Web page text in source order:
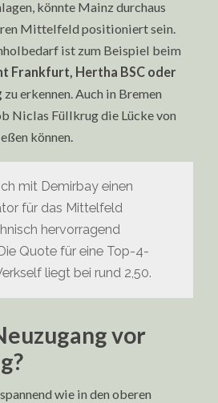
könnte Mainz durchaus
Mittelfeld positioniert sein.
ist zum Beispiel beim
Frankfurt, Hertha BSC oder
zu erkennen. Auch in Bremen
Niclas Füllkrug die Lücke von
können.
mit Demirbay einen
für das Mittelfeld
hervorragend
Quote für eine Top-4-
liegt bei rund 2,50.
vor
wie in den oberen